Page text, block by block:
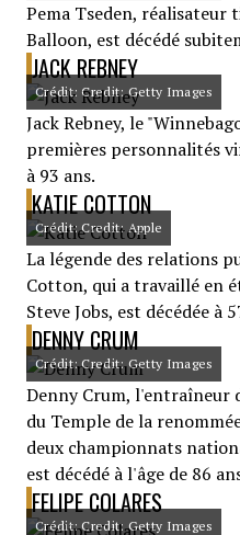
Pema Tseden,
Balloon, est décédé
JACK REBNEY
Crédit: Credit: Getty Images
Jack Rebney, le
premières personnalités
à 93 ans.
KATIE COTTON
Crédit: Credit: Apple
La légende des relations
Cotton, qui a travaillé en
Steve Jobs, est décédée à
DENNY CRUM
Crédit: Credit: Getty Images
Denny Crum, l'entraîneur
du Temple de la
deux championnats
est décédé à l'âge de 86
FELIPE COLARES
Crédit: Credit: Getty Images